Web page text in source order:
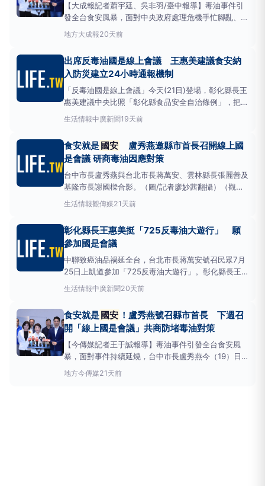
【大成報記者蕭宇廷、吳非羽/臺中報導】毒油事件引
發全台食安風暴，面對中央政府處理危機手忙腳亂、決
策混亂，地方首長決定挺身而出。台中市長盧秀燕
7/19宣布，將於下週主動召開「縣市長反毒油線上國
基隆市長謝國樑等地方首長建立聯防機制。「中央不
做、地方先做
地方大成報20天前
出席反毒油國是線上會議 王惠美建議食安納
入防災建立24小時通報機制
「反毒油國是線上會議」今天(21日)登場，彰化縣長王
惠美建議中央比照「彰化縣食品安全自治條例」，把
「食安問題視同國安 問題」，訂定食安防災機制，面
對重大食安事件，查核體系應執行分工、限24小時通
回收下架，才能確保國人健康與權益。（李河錫報導）
中聯致癌油
生活情報中廣新聞19天前
食安就是國安
盧秀燕邀縣市首長召開線上國
是會議 研商毒油因應對策
台中市長盧秀燕與台北市長蔣萬安、雲林縣長張麗善及
基隆市長謝國樑合影。（圖/記者廖妙茜翻攝）（觀傳
媒中彰投新聞）【記者廖妙茜/台中報導】毒油事件引
發全台食安風暴，面對中央政府處理危機手忙腳亂、決
（19）日宣布，將於下週
生活情報觀傳媒21天前
彰化縣長王惠美挺「725反毒油大遊行」 願
參加國是會議
中聯致癌油品禍延全台，台北市長蔣萬安號召民眾7月
25日上凱道參加「725反毒油大遊行」。彰化縣長王
惠美強調「食安就是國安
大遊行，也會排除困難，參加「油品安全國是會議」。
產的油品中，至少有7批被檢出一級致癌物「Pab苯駢
芘」超標
生活情報中廣新聞20天前
食安就是國安 ！盧秀燕號召縣市首長 下週召
開「線上國是會議」共商防堵毒油對策
【今傳媒記者王于誠報導】毒油事件引發全台食安風
暴，面對事件持續延燒，台中市長盧秀燕今（19）日
宣布，將於下週主動召開「縣市長反毒油線上國是會
議」，邀集台北市長蔣萬安、雲林縣長張麗善、基隆市
地方今傳媒21天前